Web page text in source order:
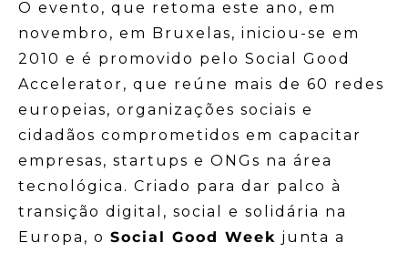
O evento, que retoma este ano, em
novembro, em Bruxelas, iniciou-se em
2010 e é promovido pelo Social Good
Accelerator, que reúne mais de 60 redes
europeias, organizações sociais e
cidadãos comprometidos em capacitar
empresas, startups e ONGs na área
tecnológica. Criado para dar palco à
transição digital, social e solidária na
Europa, o Social Good Week junta a